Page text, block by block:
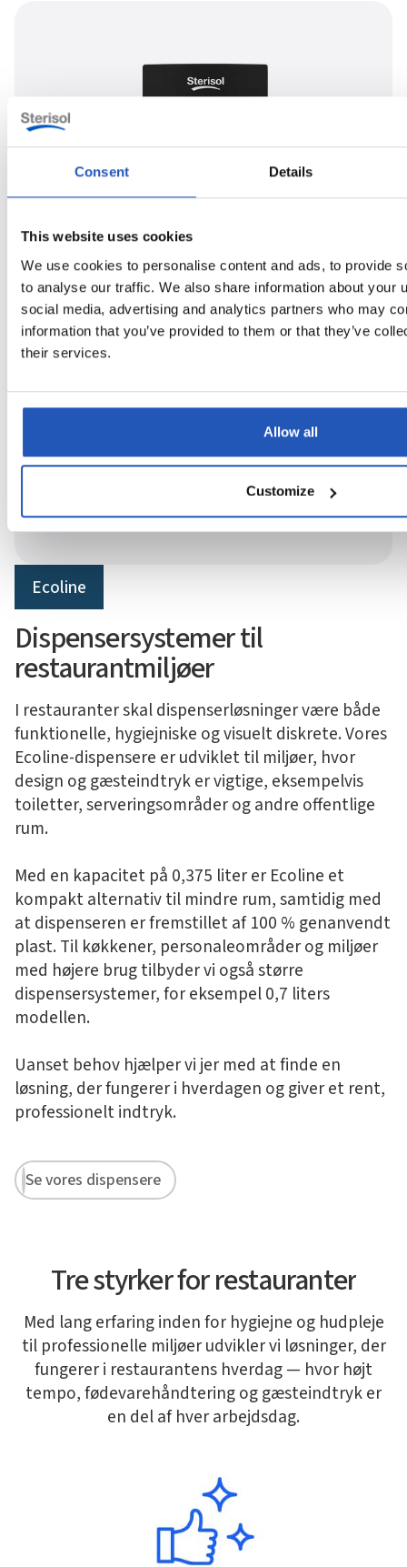
Consent Details
This website uses cookies
We use cookies to personalise content and ads, to provide
to analyse our traffic. We also share information about your
social media, advertising and analytics partners who may
information that you’ve provided to them or that they’ve
their services.
Allow all
Customize
Ecoline — kompakt
dispenser til gæstenære
Ecoline
Dispensersystemer til
restaurantmiljøer
I restauranter skal dispenserløsninger være både
funktionelle, hygiejniske og visuelt diskrete. Vores
Ecoline-dispensere er udviklet til miljøer, hvor
design og gæsteindtryk er vigtige, eksempelvis
toiletter, serveringsområder og andre offentlige
rum.
Med en kapacitet på 0,375 liter er Ecoline et
kompakt alternativ til mindre rum, samtidig med
at dispenseren er fremstillet af 100 % genanvendt
plast. Til køkkener, personaleområder og miljøer
med højere brug tilbyder vi også større
dispensersystemer, for eksempel 0,7 liters
modellen.
Uanset behov hjælper vi jer med at finde en
løsning, der fungerer i hverdagen og giver et rent,
professionelt indtryk.
Se vores dispensere
Tre styrker for restauranter
Med lang erfaring inden for hygiejne og hudpleje
til professionelle miljøer udvikler vi løsninger, der
fungerer i restaurantens hverdag — hvor højt
tempo, fødevarehåndtering og gæsteindtryk er
en del af hver arbejdsdag.